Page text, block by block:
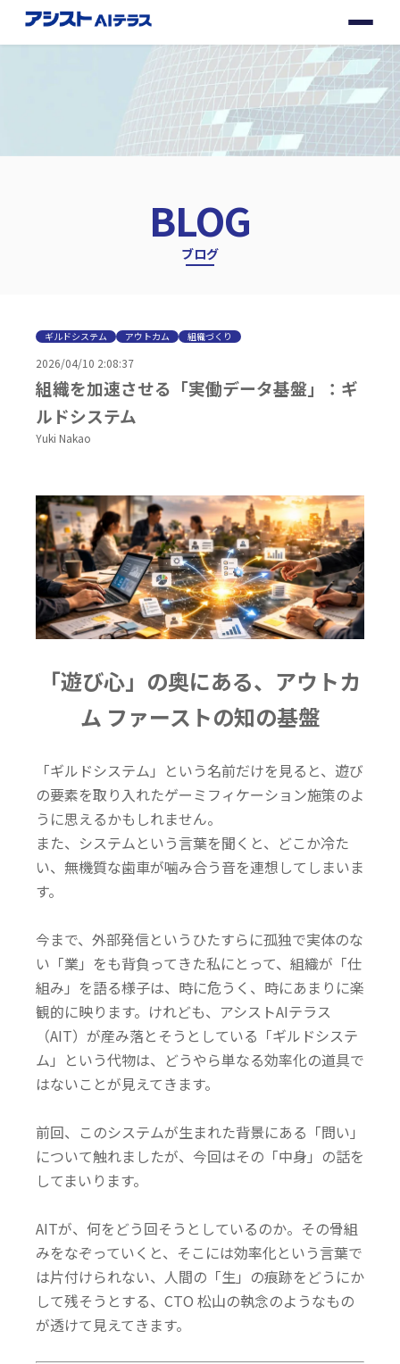
BLOG
ブログ
ギルドシステム アウトカム 組織づくり
2026/04/10 2:08:37
組織を加速させる「実働データ基盤」：ギ
ルドシステム
Yuki Nakao
「遊び心」の奥にある、アウトカ
ム ファーストの知の基盤
「ギルドシステム」という名前だけを見ると、遊び
の要素を取り入れたゲーミフィケーション施策のよ
うに思えるかもしれません。
また、システムという言葉を聞くと、どこか冷た
い、無機質な歯車が噛み合う音を連想してしまいま
す。
今まで、外部発信というひたすらに孤独で実体のな
い「業」をも背負ってきた私にとって、組織が「仕
組み」を語る様子は、時に危うく、時にあまりに楽
観的に映ります。けれども、アシストAIテラス
（AIT）が産み落とそうとしている「ギルドシステ
ム」という代物は、どうやら単なる効率化の道具で
はないことが見えてきます。
前回、このシステムが生まれた背景にある「問い」
について触れましたが、今回はその「中身」の話を
してまいります。
AITが、何をどう回そうとしているのか。その骨組
みをなぞっていくと、そこには効率化という言葉で
は片付けられない、人間の「生」の痕跡をどうにか
して残そうとする、CTO 松山の執念のようなもの
が透けて見えてきます。